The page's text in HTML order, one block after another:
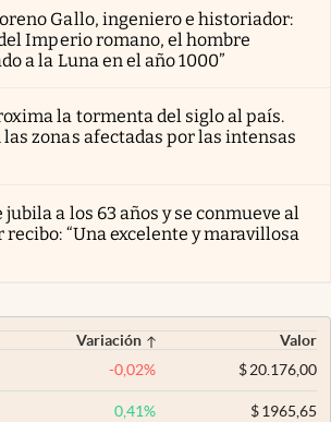
Gallo, ingeniero e historiador:
Imperio romano, el hombre
a la Luna en el año 1000”
la tormenta del siglo al país.
las zonas afectadas por las intensas
jubila a los 63 años y se conmueve al
“Una excelente y maravillosa
Variación
Valor
-0,02% $20.176,00
0,41% $1965,65